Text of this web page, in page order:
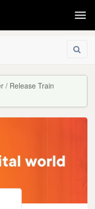
/ Release Train